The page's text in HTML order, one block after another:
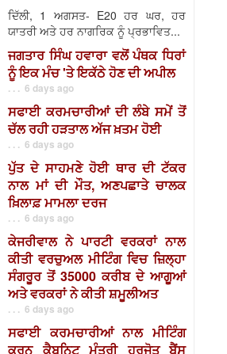
ਦਿੱਲੀ, 1 ਅਗਸਤ- E20 ਹਰ ਘਰ, ਹਰ
ਯਾਤਰੀ ਅਤੇ ਹਰ ਨਾਗਰਿਕ ਨੂੰ ਪ੍ਰਭਾਵਿਤ...
ਜਗਤਾਰ ਸਿੰਘ ਹਵਾਰਾ ਵਲੋਂ ਪੰਥਕ ਧਿਰਾਂ
ਨੂੰ ਇਕ ਮੰਚ 'ਤੇ ਇਕੱਠੇ ਹੋਣ ਦੀ ਅਪੀਲ
. . . 6 days ago
ਸਫਾਈ ਕਰਮਚਾਰੀਆਂ ਦੀ ਲੰਬੇ ਸਮੇਂ ਤੋਂ
ਚੱਲ ਰਹੀ ਹੜਤਾਲ ਅੱਜ ਖ਼ਤਮ ਹੋਈ
. . . 6 days ago
ਪੁੱਤ ਦੇ ਸਾਹਮਣੇ ਹੋਈ ਥਾਰ ਦੀ ਟੱਕਰ
ਨਾਲ ਮਾਂ ਦੀ ਮੌਤ, ਅਣਪਛਾਤੇ ਚਾਲਕ
ਖ਼ਿਲਾਫ਼ ਮਾਮਲਾ ਦਰਜ
. . . 6 days ago
ਕੇਜਰੀਵਾਲ ਨੇ ਪਾਰਟੀ ਵਰਕਰਾਂ ਨਾਲ
ਕੀਤੀ ਵਰਚੁਅਲ ਮੀਟਿੰਗ ਵਿਚ ਜ਼ਿਲ੍ਹਾ
ਸੰਗਰੂਰ ਤੋਂ 35000 ਕਰੀਬ ਦੇ ਆਗੂਆਂ
ਅਤੇ ਵਰਕਰਾਂ ਨੇ ਕੀਤੀ ਸ਼ਮੂਲੀਅਤ
. . . 6 days ago
ਸਫਾਈ ਕਰਮਚਾਰੀਆਂ ਨਾਲ ਮੀਟਿੰਗ
ਕਰਨ ਕੈਬਨਿਟ ਮੰਤਰੀ ਹਰਜੋਤ ਬੈਂਸ